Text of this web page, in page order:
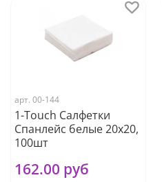
арт. 00-144
1-Touch Салфетки
Cпанлейс белые 20х20,
100шт
162.00 руб